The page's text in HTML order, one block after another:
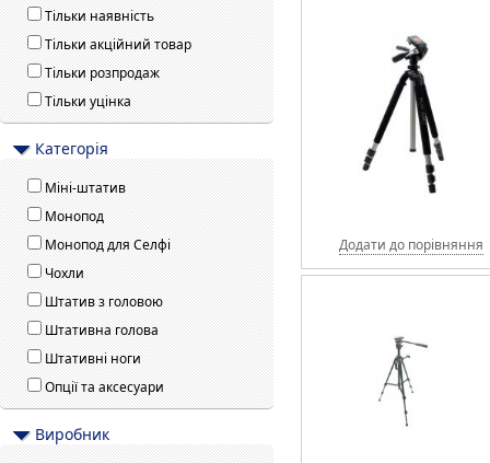
Тільки наявність
Тільки акційний товар
Тільки розпродаж
Тільки уцінка
Категорія
Міні-штатив
Монопод
Монопод для Селфі
Чохли
Штатив з головою
Штативна голова
Штативні ноги
Опції та аксесуари
Виробник
Додати до порівняння